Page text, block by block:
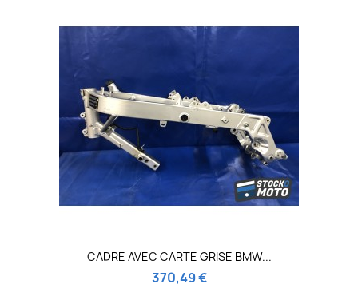
CADRE AVEC CARTE GRISE BMW...
370,49 €